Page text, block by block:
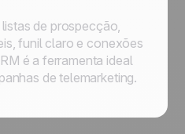
de prospecção,
funil claro e conexões
é a ferramenta ideal
de telemarketing.